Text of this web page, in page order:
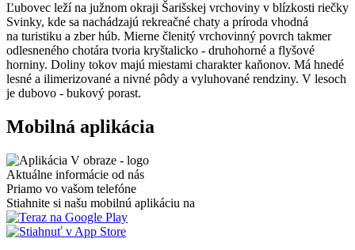
Ľubovec leží na južnom okraji Šarišskej vrchoviny v blízkosti riečky
Svinky, kde sa nachádzajú rekreačné chaty a príroda vhodná
na turistiku a zber húb. Mierne členitý vrchovinný povrch takmer
odlesneného chotára tvoria kryštalicko - druhohorné a flyšové
horniny. Doliny tokov majú miestami charakter kaňonov. Má hnedé
lesné a ilimerizované a nivné pôdy a vyluhované rendziny. V lesoch
je dubovo - bukový porast.
Mobilná aplikácia
Aktuálne informácie od nás
Priamo vo vašom telefóne
Stiahnite si našu mobilnú aplikáciu na